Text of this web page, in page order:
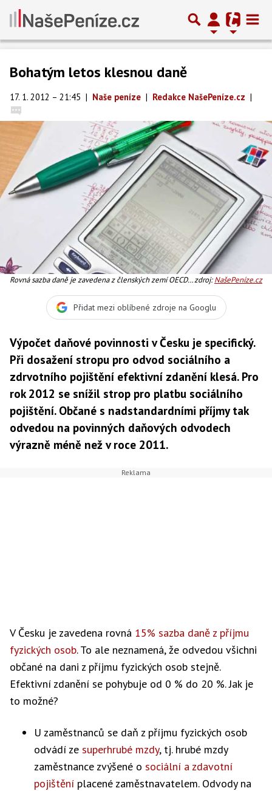
Bohatým letos klesnou daně
17. 1. 2012 – 21:45 | Naše peníze | Redakce NašePeníze.cz |
Rovná sazba daně je zavedena z členských zemí OECD
zdroj:NašePeníze.cz
Přidat mezi oblíbené zdroje na Googlu
Výpočet daňové povinnosti v Česku je specifický.
Při dosažení stropu pro odvod sociálního a
zdrvotního pojištění efektivní zdanění klesá. Pro
rok 2012 se snížil strop pro platbu sociálního
pojištění. Občané s nadstandardními příjmy tak
odvedou na povinných daňových odvodech
výrazně méně než v roce 2011.
V Česku je zavedena rovná 15% sazba daně z příjmu
fyzických osob. To ale neznamená, že odvedou všichni
občané na dani z příjmu fyzických osob stejně.
Efektivní zdanění se pohybuje od 0 % do 20 %. Jak je
to možné?
U zaměstnanců se daň z příjmu fyzických osob
odvádí ze superhrubé mzdy, tj. hrubé mzdy
zaměstnance zvýšené o sociální a zdavotní
pojištění placené zaměstnavatelem. Odvody na